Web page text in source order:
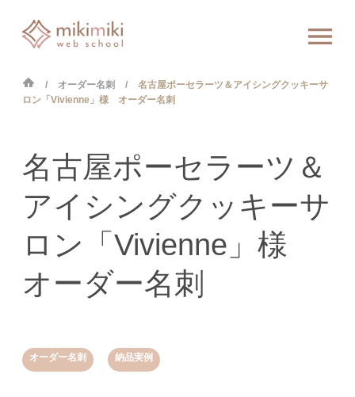
オーダー名刺
名古屋ポーセラーツ＆アイシングクッキーサ
ロン「Vivienne」様 オーダー名刺
オーダー名刺 納品実例
名古屋ポーセラーツ＆
アイシングクッキーサ
ロン「Vivienne」様
オーダー名刺